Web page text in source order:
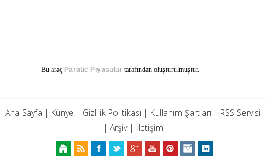
Bu araç Paratic Piyasalar tarafından oluşturulmuştur.
Ana Sayfa | Künye | Gizlilik Politikası | Kullanım Şartları | RSS Servisi
| Arşiv| İletişim